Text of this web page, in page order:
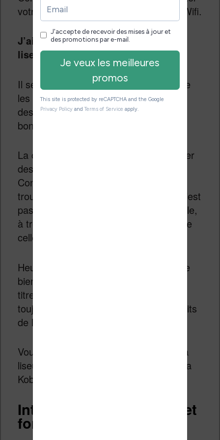
votre liseuse Kobo à un point d’accès Wifi.
J’ai pu connecter sans problème la
liseuse à ma Freebox.
Il semble donc que cette liseuse corrige
les problèmes rencontrés par Kobo sur
des machines plus anciennes. C’est un
bon point pour Kobo.
La connexion Wifi permet de télécharger
des ebooks depuis la librairie Kobo.
Contrairement aux autres librairies, je
trouve que l’organisation des ebooks n’est
pas parfaite et on a du mal, par exemple,
à trouver certaines catégories – comme
celle des livres gratuits.
Heureusement, la recherche fonctionne
bien et retrouve bien les auteurs et les
titres des livres rapidement. Comme
toujours, on peut télécharger des extraits
de livres avant de les acheter.
Vous pouvez accédez au contenu de la
liseuse avec le câble USB fourni avec la
Kobo Nia.
Interface de la Kobo Nia et
fonctionnalités